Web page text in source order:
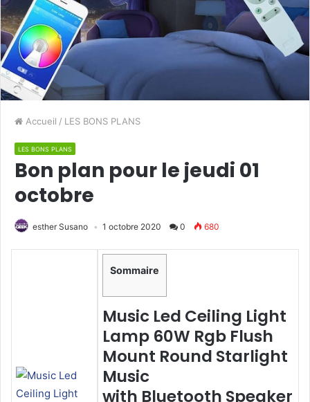
Accueil / LES BONS PLANS
LES BONS PLANS
Bon plan pour le jeudi 01
octobre
esther Susano 1 octobre 2020 0 680
Sommaire
Music Led Ceiling Light
Lamp 60W Rgb Flush
Mount Round Starlight
Music
with Bluetooth Speaker